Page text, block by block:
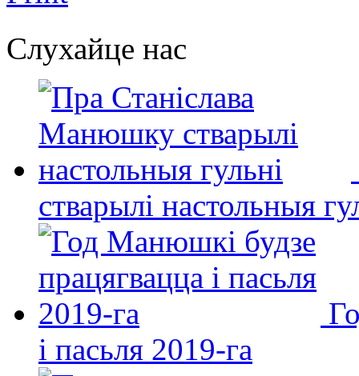
Слухайце нас
стварылі настольныя
і пасьля 2019-га